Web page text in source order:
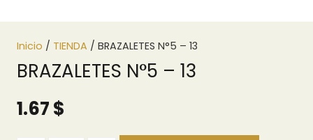
Inicio / TIENDA / BRAZALETES N°5 – 13
BRAZALETES N°5 – 13
1.67$